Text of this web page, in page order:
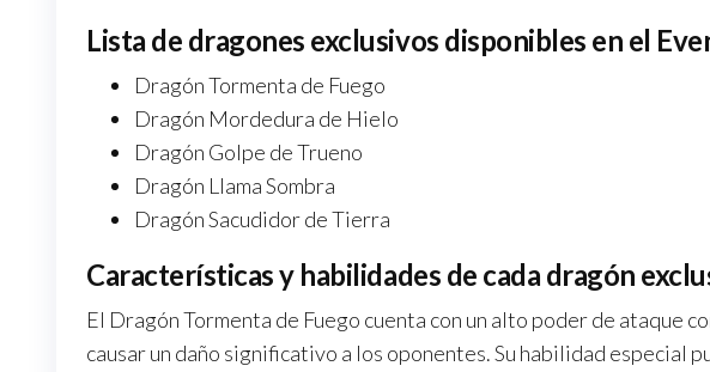
Lista de dragones exclusivos disponibles en el
Dragón Tormenta de Fuego
Dragón Mordedura de Hielo
Dragón Golpe de Trueno
Dragón Llama Sombra
Dragón Sacudidor de Tierra
Características y habilidades de cada dragón
El Dragón Tormenta de Fuego cuenta con un alto poder de ataque
causar un daño significativo a los oponentes. Su habilidad especial